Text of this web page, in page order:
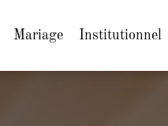
Mariage Institutionnel